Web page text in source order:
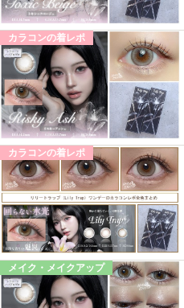
カラコンの着レポ
カラコンの着レポ
メイク・メイクアップ